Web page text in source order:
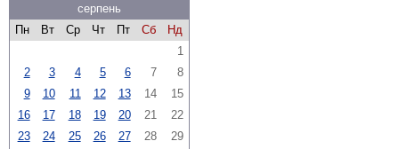
серпень
Пн
Вт Ср Чт Пт Сб
Нд
1
2
3 4 5 6 7
8
9
10 11 12 13 14
15
16
17 18 19 20 21
22
23
24 25 26 27 28
29